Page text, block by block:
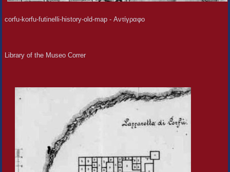
corfu-korfu-futinelli-history-old-map - Αντίγραφο
Library of the Museo Correr